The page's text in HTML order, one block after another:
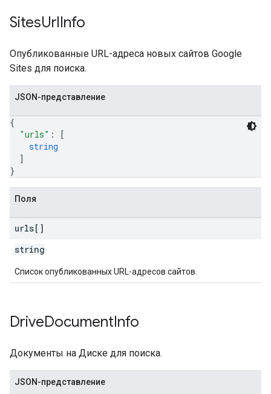
SitesUrlInfo
Опубликованные URL-адреса новых сайтов Google
Sites для поиска.
JSON-представление
{
"urls" :
[
string
]
}
Поля
urls[]
string
Список опубликованных URL-адресов сайтов.
DriveDocumentInfo
Документы на Диске для поиска.
JSON-представление